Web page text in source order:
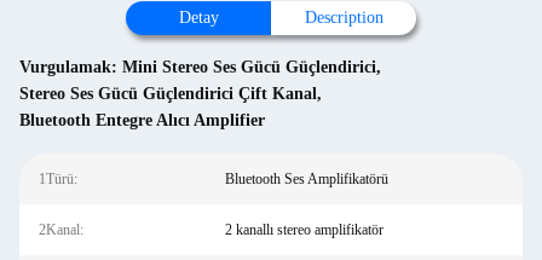
Detay Description
Vurgulamak: Mini Stereo Ses Gücü Güçlendirici,
Stereo Ses Gücü Güçlendirici Çift Kanal,
Bluetooth Entegre Alıcı Amplifier
1Türü: Bluetooth Ses Amplifikatörü
2Kanal: 2 kanallı stereo amplifikatör